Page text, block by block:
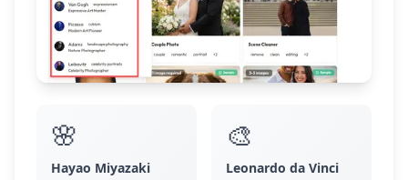
🌸
Hayao Miyazaki
🎨
Leonardo da Vinci